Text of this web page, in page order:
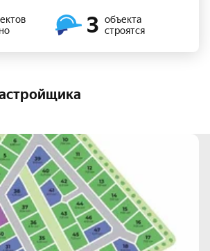
3 объекта
строятся